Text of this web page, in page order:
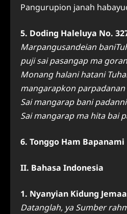
Pangurupion janah
5. Doding Haleluya No.
Marpangusandeian
puji sai pasangap ma
Monang halani hatani
mangarapkon parpadanan
Sai mangarap bani
Sai mangarap ma hita bai
6. Tonggo Ham Bapanami
II. Bahasa Indonesia
1. Nyanyian Kidung
Datanglah, ya Sumber